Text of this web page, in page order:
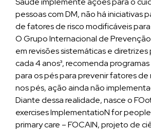
pessoas com DM, não há iniciativas
de fatores de risco modificáveis
O Grupo Internacional de
em revisões sistemáticas e diretrizes
cada 4 anos³, recomenda
para os pés para prevenir fatores de
nos pés, ação ainda não
Diante dessa realidade, nasce o
exercises ImplementatioN for
primary care – FOCAIN, projeto de